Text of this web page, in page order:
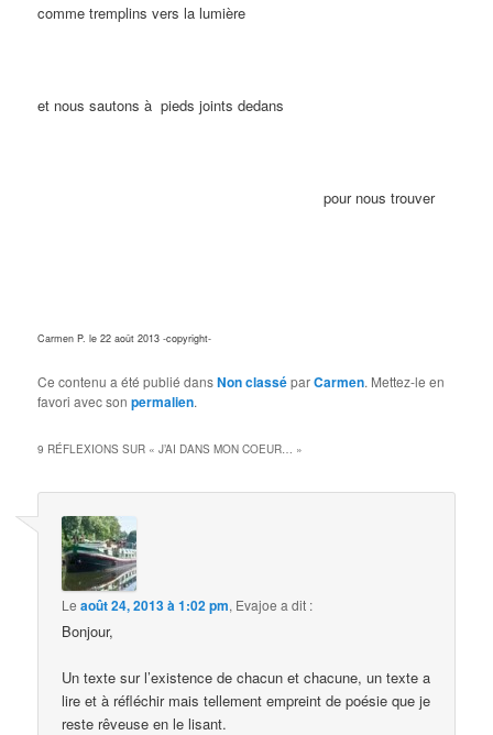
comme tremplins vers la lumière
et nous sautons à pieds joints dedans
……………………………………………………pour nous trouver
Carmen P. le 22 août 2013 -copyright-
Ce contenu a été publié dansNon classéparCarmen. Mettez-le en
favori avec sonpermalien.
9 RÉFLEXIONS SUR «J’AI DANS MON COEUR… »
Leaoût 24, 2013 à 1:02 pm, Evajoe a dit :
Bonjour,
Un texte sur l’existence de chacun et chacune, un texte a
lire et à réfléchir mais tellement empreint de poésie que je
reste rêveuse en le lisant.